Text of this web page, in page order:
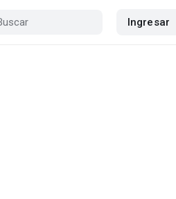
Ingresar